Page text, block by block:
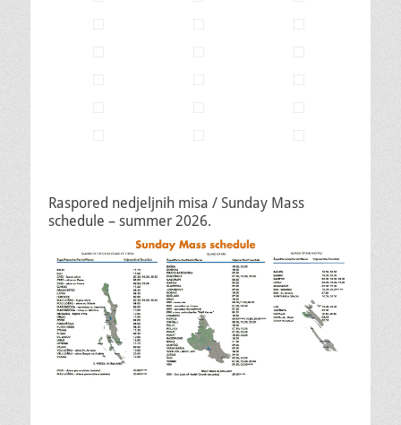
Raspored nedjeljnih misa / Sunday Mass
schedule – summer 2026.